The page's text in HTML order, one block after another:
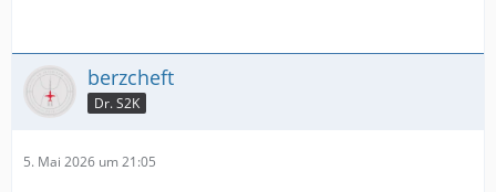
berzcheft
Dr. S2K
5. Mai 2026 um 21:05